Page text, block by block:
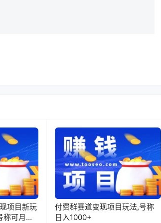
项目新玩
称可月入
付费群赛道变现项目玩法,号称
日入1000+